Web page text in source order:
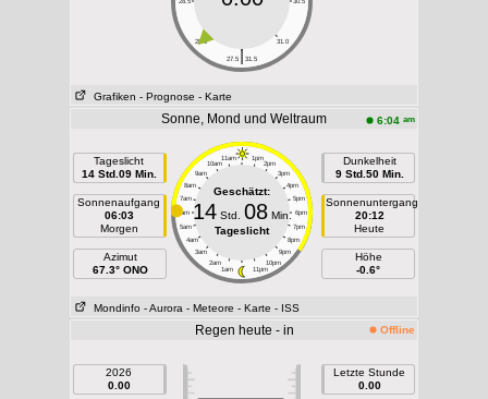
28.0 31.0
|
27.5 31.5
Grafiken - Prognose - Karte
Sonne, Mond und Weltraum 6:04 am
Tageslicht
14 Std.09 Min.
Sonnenaufgang
06:03
Morgen
Azimut
67.3° ONO
11am 1pm
10am 2pm
9am 3pm
8am 4pm
7am 5pm
6am 6pm
5am 7pm
4am 8pm
3am 9pm
2am 10pm
1am 11pm
Geschätzt:
14Std. 08Min.
Tageslicht
Dunkelheit
9 Std.50 Min.
Sonnenuntergang
20:12
Heute
Höhe
-0.6°
Mondinfo - Aurora - Meteore - Karte - ISS
Regen heute - in Offline
2026
0.00
Letzte Stunde
0.00